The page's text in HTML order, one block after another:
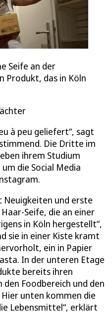
Seife an der
Produkt, das in Köln
à peu geliefert“, sagt
Die Dritte im
ihrem Studium
die Social Media
und erste
Seife, die an einer
in Köln hergestellt“,
sie in einer Kiste kramt
ein in Papier
In der unteren Etage
bereits ihren
Foodbereich und den
unten kommen die
Lebensmittel“, erklärt